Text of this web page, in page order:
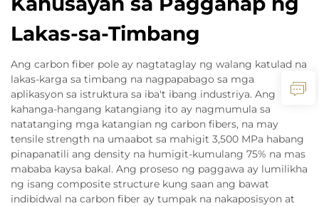
Lakas-sa-Timbang
Ang carbon fiber pole ay nagtataglay ng walang katulad na
lakas-karga sa timbang na nagpapabago sa mga
aplikasyon sa istruktura sa iba't ibang industriya. Ang
kahanga-hangang katangiang ito ay nagmumula sa
natatanging mga katangian ng carbon fibers, na may
tensile strength na umaabot sa mahigit 3,500 MPa habang
pinapanatili ang density na humigit-kumulang 75% na mas
mababa kaysa bakal. Ang proseso ng paggawa ay lumilikha
ng isang composite structure kung saan ang bawat
indibidwal na carbon fiber ay tumpak na nakaposisyon at